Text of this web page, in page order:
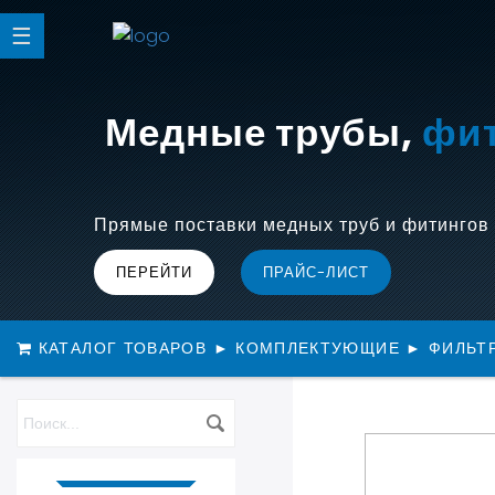
Медные трубы,
Прямые поставки медных труб и фитингов
ПЕРЕЙТИ ПРАЙС-ЛИСТ
КАТАЛОГ ТОВАРОВ ► КОМПЛЕКТУЮЩИЕ ►